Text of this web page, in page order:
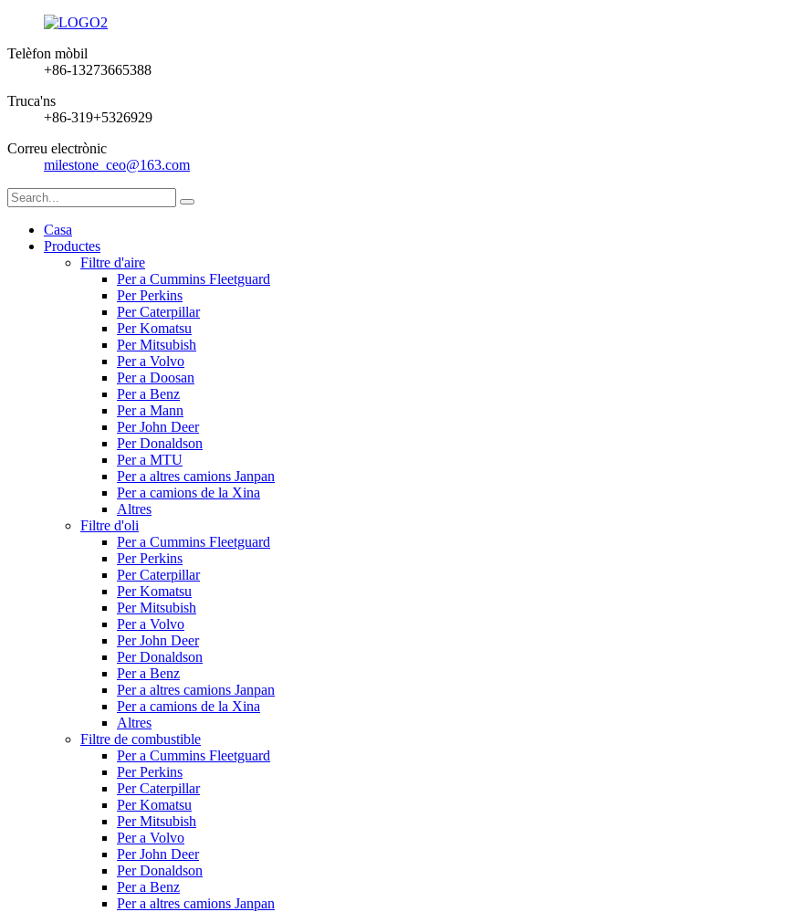
Telèfon mòbil
+86-13273665388
Truca'ns
+86-319+5326929
Correu electrònic
milestone_ceo@163.com
Casa
Productes
Filtre d'aire
Per a Cummins Fleetguard
Per Perkins
Per Caterpillar
Per Komatsu
Per Mitsubish
Per a Volvo
Per a Doosan
Per a Benz
Per a Mann
Per John Deer
Per Donaldson
Per a MTU
Per a altres camions Janpan
Per a camions de la Xina
Altres
Filtre d'oli
Per a Cummins Fleetguard
Per Perkins
Per Caterpillar
Per Komatsu
Per Mitsubish
Per a Volvo
Per John Deer
Per Donaldson
Per a Benz
Per a altres camions Janpan
Per a camions de la Xina
Altres
Filtre de combustible
Per a Cummins Fleetguard
Per Perkins
Per Caterpillar
Per Komatsu
Per Mitsubish
Per a Volvo
Per John Deer
Per Donaldson
Per a Benz
Per a altres camions Janpan